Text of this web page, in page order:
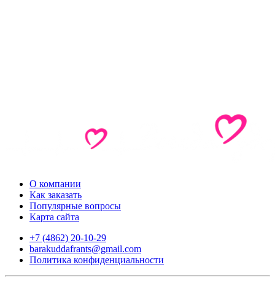
О компании
Как заказать
Популярные вопросы
Карта сайта
+7 (4862) 20-10-29
barakuddafrants@gmail.com
Политика конфиденциальности